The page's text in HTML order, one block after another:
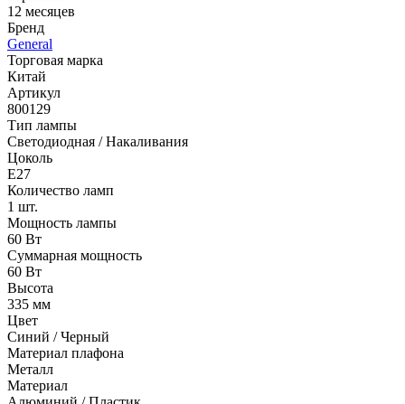
12 месяцев
Бренд
General
Торговая марка
Китай
Артикул
800129
Тип лампы
Светодиодная / Накаливания
Цоколь
E27
Количество ламп
1 шт.
Мощность лампы
60 Вт
Суммарная мощность
60 Вт
Высота
335 мм
Цвет
Синий / Черный
Материал плафона
Металл
Материал